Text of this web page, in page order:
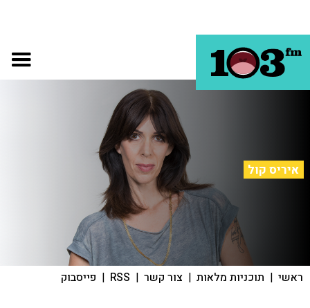
איריס קול
ראשי | תוכניות מלאות | צור קשר |
RSS
| פייסבוק